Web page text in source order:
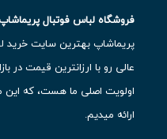
فروشگاه لباس فوتبال
پریماشاپ بهترین سایت خرید
عالی رو با ارزانترین قیمت در
اولویت اصلی ما هست، که این
ارائه میدیم.